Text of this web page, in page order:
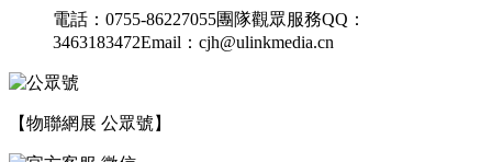
電話：0755-86227055團隊觀眾服務QQ：
3463183472Email：cjh@ulinkmedia.cn
【物聯網展 公眾號】